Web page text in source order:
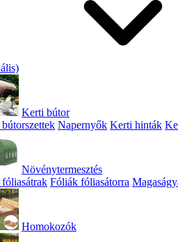
Kerti bútor
Napernyők Kerti hinták
Növénytermesztés
Fóliák fóliasátorra
Homokozók